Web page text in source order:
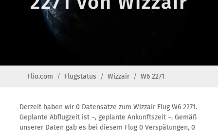
Flio.com Flugstatus Wizzair W6 2271
Derzeit haben wir 0 Datensätze zum Wizzair Flug W6 2271.
Geplante Abflugzeit ist –, geplante Ankunftszeit –. Gemäß
unserer Daten gab es bei diesem Flug 0 Verspätungen, 0